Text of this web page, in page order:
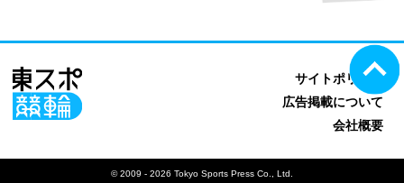
サイトポリシー
広告掲載について
会社概要
© 2009 - 2026 Tokyo Sports Press Co., Ltd.